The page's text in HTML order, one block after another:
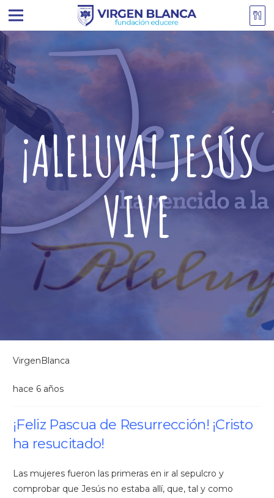
¡ALELUYA! JESÚS
VIVE
VirgenBlanca
hace 6 años
¡Feliz Pascua de Resurrección! ¡Cristo
ha resucitado!
Las mujeres fueron las primeras en ir al sepulcro y
comprobar que Jesús no estaba allí, que, tal y como